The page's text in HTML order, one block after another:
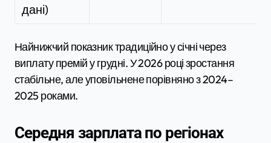
дані)
Найнижчий показник традиційно у січні через
виплату премій у грудні. У 2026 році зростання
стабільне, але уповільнене порівняно з 2024–
2025 роками.
Середня зарплата по регіонах